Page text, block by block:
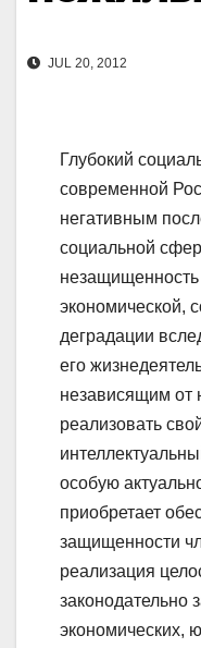
JUL 20, 2012
Глубокий
современной
негативным
социальной
незащищенность
экономической,
деградации
его
независящим от
реализовать
особую
приобретает
защищенности
реализация
законодательно
экономических,